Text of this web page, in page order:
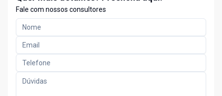
Fale com nossos consultores